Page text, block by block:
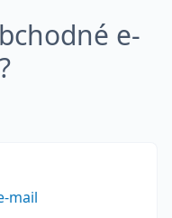
e-
mail